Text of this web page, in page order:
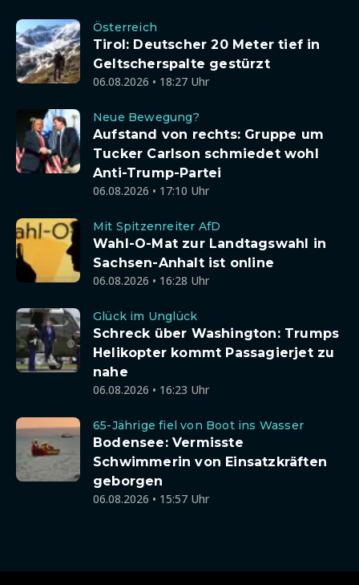
Österreich
Tirol: Deutscher 20 Meter tief in
Geltscherspalte gestürzt
06.08.2026 • 18:27 Uhr
Neue Bewegung?
Aufstand von rechts: Gruppe um
Tucker Carlson schmiedet wohl
Anti-Trump-Partei
06.08.2026 • 17:10 Uhr
Mit Spitzenreiter AfD
Wahl-O-Mat zur Landtagswahl in
Sachsen-Anhalt ist online
06.08.2026 • 16:28 Uhr
Glück im Unglück
Schreck über Washington: Trumps
Helikopter kommt Passagierjet zu
nahe
06.08.2026 • 16:23 Uhr
65-Jährige fiel von Boot ins Wasser
Bodensee: Vermisste
Schwimmerin von Einsatzkräften
geborgen
06.08.2026 • 15:57 Uhr